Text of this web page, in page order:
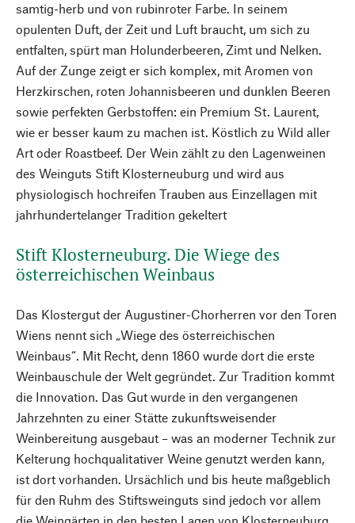
samtig-herb und von rubinroter Farbe. In seinem
opulenten Duft, der Zeit und Luft braucht, um sich zu
entfalten, spürt man Holunderbeeren, Zimt und Nelken.
Auf der Zunge zeigt er sich komplex, mit Aromen von
Herzkirschen, roten Johannisbeeren und dunklen Beeren
sowie perfekten Gerbstoffen: ein Premium St. Laurent,
wie er besser kaum zu machen ist. Köstlich zu Wild aller
Art oder Roastbeef. Der Wein zählt zu den Lagenweinen
des Weinguts Stift Klosterneuburg und wird aus
physiologisch hochreifen Trauben aus Einzellagen mit
jahrhundertelanger Tradition gekeltert
Stift Klosterneuburg. Die Wiege des
österreichischen Weinbaus
Das Klostergut der Augustiner-Chorherren vor den Toren
Wiens nennt sich „Wiege des österreichischen
Weinbaus“. Mit Recht, denn 1860 wurde dort die erste
Weinbauschule der Welt gegründet. Zur Tradition kommt
die Innovation. Das Gut wurde in den vergangenen
Jahrzehnten zu einer Stätte zukunftsweisender
Weinbereitung ausgebaut – was an moderner Technik zur
Kelterung hochqualitativer Weine genutzt werden kann,
ist dort vorhanden. Ursächlich und bis heute maßgeblich
für den Ruhm des Stiftsweinguts sind jedoch vor allem